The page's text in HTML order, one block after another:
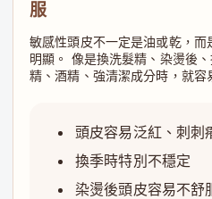
服
敏感性頭皮不一定是油或乾，
明顯。 像是換洗髮精、染燙後
精、酒精、強清潔成分時，就容
頭皮容易泛紅、刺刺
換季時特別不穩定
染燙後頭皮容易不舒